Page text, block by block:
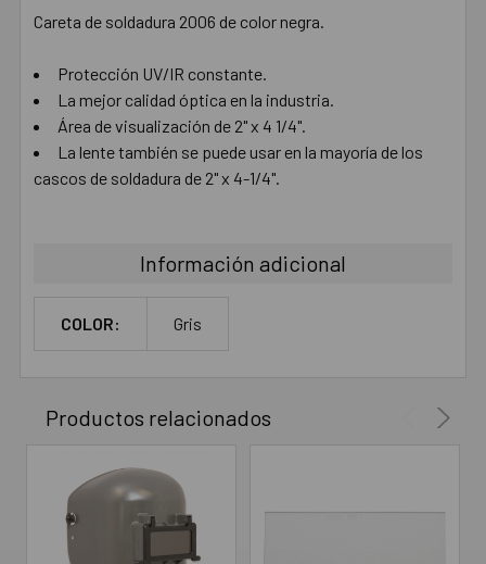
SELECCIONADO
AL CARRITO
Careta de soldadura 2006 de color negra.
Protección UV/IR constante.
La mejor calidad óptica en la industria.
Área de visualización de 2" x 4 1/4".
La lente también se puede usar en la mayoría de los
cascos de soldadura de 2" x 4-1/4".
Información adicional
COLOR: Gris
Productos relacionados